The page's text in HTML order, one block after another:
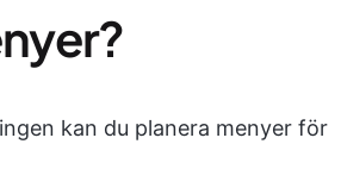
kan du planera menyer för